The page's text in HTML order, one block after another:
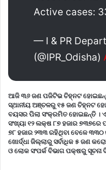
Active cases:
— I & PR
(@IPR_Odisha)
ଆଜି ୩୬ ଜଣ ପଜିଟିଭ ଚିହ୍ନଟ
ସ୍ଥାନୀୟ ଅଞ୍ଚଳରୁ ୧୫ ଜଣ ଚିହ୍ନଟ
ବୟସର ପିଲା ସଂକ୍ରମିତ ହୋଇଛନ୍ତି ।
ସଂଖ୍ୟା ୧୨ ଲକ୍ଷ ୮୭ ହଜାର ୭୩୭ରେ
୭୮ ହଜାର ୨୩୩ ରହିଥିବା ବେଳେ
ଖୋର୍ଦ୍ଧା ଜିଲ୍ଲାରୁ ସର୍ବାଧିକ ୫ ଜଣ
ଓ ଲୋକ ସଂପର୍କ ବିଭାଗ ପକ୍ଷରୁ ସୂଚନା